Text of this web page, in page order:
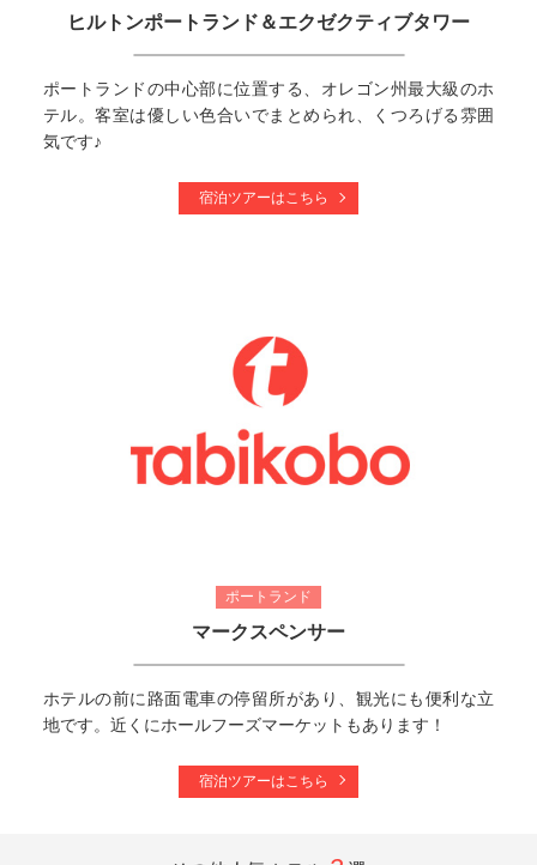
ヒルトンポートランド＆エクゼクティブタワー
ポートランドの中心部に位置する、オレゴン州最大級のホ
テル。客室は優しい色合いでまとめられ、くつろげる雰囲
気です♪
宿泊ツアーはこちら
ポートランド
マークスペンサー
ホテルの前に路面電車の停留所があり、観光にも便利な立
地です。近くにホールフーズマーケットもあります！
宿泊ツアーはこちら